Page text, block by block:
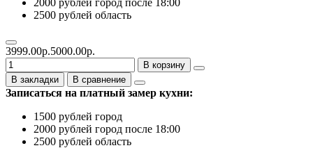
2500 рублей область
3999.00р.5000.00р.
В корзину
В закладки
В сравнение
Записаться на платный замер кухни:
1500 рублей город
2000 рублей город после 18:00
2500 рублей область